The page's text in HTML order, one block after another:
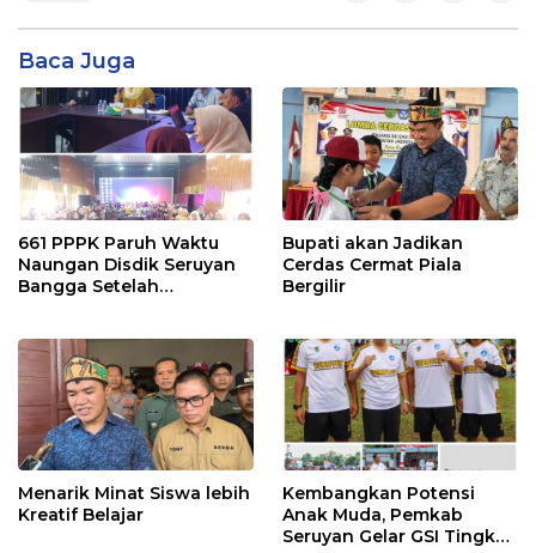
Baca Juga
661 PPPK Paruh Waktu
Naungan Disdik Seruyan
Bangga Setelah
Bupati akan Jadikan
Cerdas Cermat Piala
Bergilir
Menarik Minat Siswa lebih
Kreatif Belajar
Kembangkan Potensi
Anak Muda, Pemkab
Seruyan Gelar GSI Tingkat